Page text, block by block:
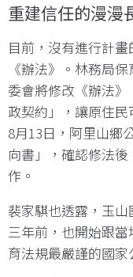
重建信任的漫漫
目前，沒有進行計
《辦法》。林務局
委會將修改《辦法
政契約」，讓原住
8月13日，阿里山鄉
向書」，確認修法
作。
裴家騏也透露，玉
三年前，也開始跟
育法規最嚴謹的國